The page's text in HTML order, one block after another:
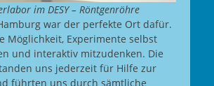
im DESY – Röntgenröhre
war der perfekte Ort dafür.
Möglichkeit, Experimente selbst
und interaktiv mitzudenken. Die
uns jederzeit für Hilfe zur
führten uns durch sämtliche